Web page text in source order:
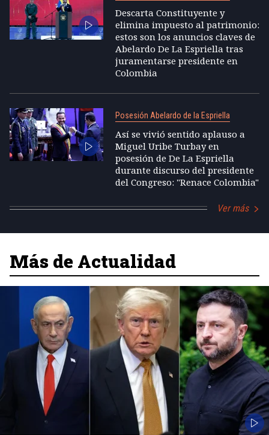
Descarta Constituyente y
elimina impuesto al patrimonio:
estos son los anuncios claves de
Abelardo De La Espriella tras
juramentarse presidente en
Colombia
Posesión Abelardo de la Espriella
Así se vivió sentido aplauso a
Miguel Uribe Turbay en
posesión de De La Espriella
durante discurso del presidente
del Congreso: "Renace Colombia"
Ver más
Más de Actualidad